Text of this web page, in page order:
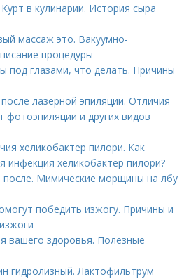
в кулинарии. История сыра
массаж это. Вакуумно-
процедуры
под глазами, что делать. Причины
лазерной эпиляции. Отличия
фотоэпиляции и других видов
хеликобактер пилори. Как
инфекция хеликобактер пилори?
после. Мимические морщины на лбу
победить изжогу. Причины и
вашего здоровья. Полезные
гидролизный. Лактофильтрум